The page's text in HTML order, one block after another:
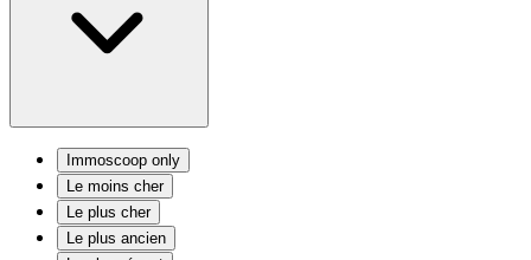
Immoscoop only
Le moins cher
Le plus cher
Le plus ancien